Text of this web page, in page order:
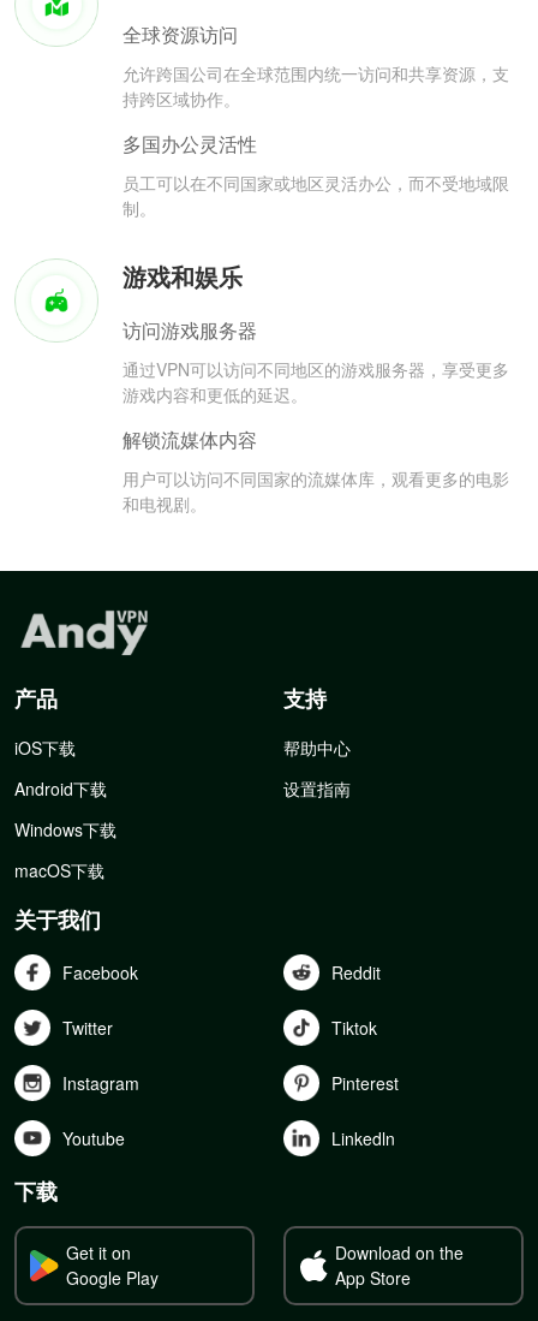
全球资源访问
允许跨国公司在全球范围内统一访问和共享资源，支
持跨区域协作。
多国办公灵活性
员工可以在不同国家或地区灵活办公，而不受地域限
制。
游戏和娱乐
访问游戏服务器
通过VPN可以访问不同地区的游戏服务器，享受更多
游戏内容和更低的延迟。
解锁流媒体内容
用户可以访问不同国家的流媒体库，观看更多的电影
和电视剧。
产品
iOS下载
Android下载
Windows下载
macOS下载
支持
帮助中心
设置指南
关于我们
Facebook Reddit
Twitter Tiktok
Instagram Pinterest
Youtube Linkedln
下载
Get it on
Google Play
Download on the
App Store